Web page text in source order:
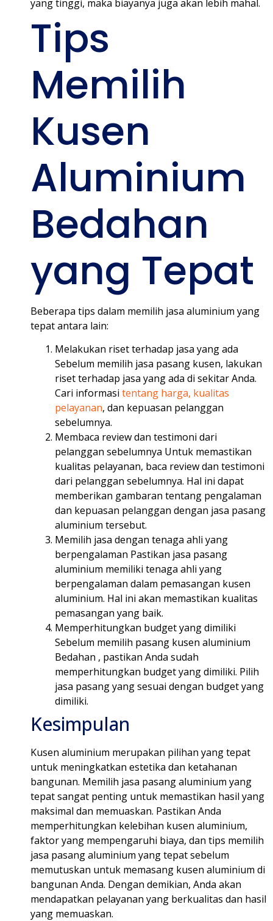
yang tinggi, maka biayanya juga akan lebih mahal.
Tips
Memilih
Kusen
Aluminium
Bedahan
yang Tepat
Beberapa tips dalam memilih jasa aluminium yang
tepat antara lain:
Melakukan riset terhadap jasa yang ada
Sebelum memilih jasa pasang kusen, lakukan
riset terhadap jasa yang ada di sekitar Anda.
Cari informasi tentang harga, kualitas
pelayanan, dan kepuasan pelanggan
sebelumnya.
Membaca review dan testimoni dari
pelanggan sebelumnya Untuk memastikan
kualitas pelayanan, baca review dan testimoni
dari pelanggan sebelumnya. Hal ini dapat
memberikan gambaran tentang pengalaman
dan kepuasan pelanggan dengan jasa pasang
aluminium tersebut.
Memilih jasa dengan tenaga ahli yang
berpengalaman Pastikan jasa pasang
aluminium memiliki tenaga ahli yang
berpengalaman dalam pemasangan kusen
aluminium. Hal ini akan memastikan kualitas
pemasangan yang baik.
Memperhitungkan budget yang dimiliki
Sebelum memilih pasang kusen aluminium
Bedahan , pastikan Anda sudah
memperhitungkan budget yang dimiliki. Pilih
jasa pasang yang sesuai dengan budget yang
dimiliki.
Kesimpulan
Kusen aluminium merupakan pilihan yang tepat
untuk meningkatkan estetika dan ketahanan
bangunan. Memilih jasa pasang aluminium yang
tepat sangat penting untuk memastikan hasil yang
maksimal dan memuaskan. Pastikan Anda
memperhitungkan kelebihan kusen aluminium,
faktor yang mempengaruhi biaya, dan tips memilih
jasa pasang aluminium yang tepat sebelum
memutuskan untuk memasang kusen aluminium di
bangunan Anda. Dengan demikian, Anda akan
mendapatkan pelayanan yang berkualitas dan hasil
yang memuaskan.